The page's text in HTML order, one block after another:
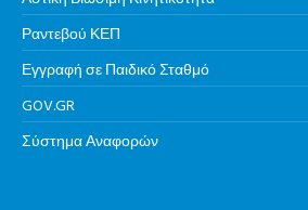
Ραντεβού ΚΕΠ
Εγγραφή σε Παιδικό Σταθμό
GOV.GR
Σύστημα Αναφορών